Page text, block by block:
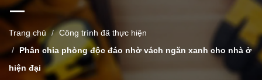
Trang chủ
Công trình đã thực hiện
Phân chia phòng độc đáo nhờ vách ngăn xanh cho nhà ở
hiện đại